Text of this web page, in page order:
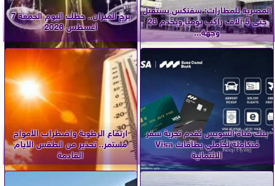
المصرية للمطارات: سفنكس يستقبل
حتى 5 آلاف راكب يوميًا ويخدم 28
وجهة...
برج الميزان.. حظك اليوم الجمعة 7
أغسطس 2026
بنك قناة السويس يُقدم تجربة سفر
مُتكاملة لحاملي بطاقات Visa
الائتمانية
ارتفاع الرطوبة واضطراب الأمواج
مستمر.. تحذير من الطقس الأيام
القادمة